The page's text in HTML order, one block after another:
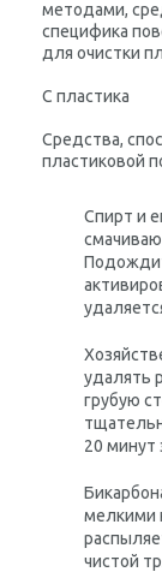
методами,
специфика
для очистки
С пластика
Средства,
пластиковой
Спирт и
удалять
грубую
20 минут
мелкими
чистой